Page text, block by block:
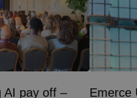
AI pay off –
Emerce